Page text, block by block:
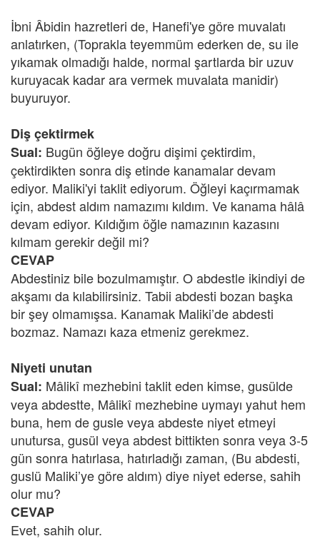
İbni Âbidin hazretleri de, Hanefi'ye göre muvalatı
anlatırken, (Toprakla teyemmüm ederken de, su ile
yıkamak olmadığı halde, normal şartlarda bir uzuv
kuruyacak kadar ara vermek muvalata manidir)
buyuruyor.
Diş çektirmek
Sual: Bugün öğleye doğru dişimi çektirdim,
çektirdikten sonra diş etinde kanamalar devam
ediyor. Maliki'yi taklit ediyorum. Öğleyi kaçırmamak
için, abdest aldım namazımı kıldım. Ve kanama hâlâ
devam ediyor. Kıldığım öğle namazının kazasını
kılmam gerekir değil mi?
CEVAP
Abdestiniz bile bozulmamıştır. O abdestle ikindiyi de
akşamı da kılabilirsiniz. Tabii abdesti bozan başka
bir şey olmamışsa. Kanamak Maliki’de abdesti
bozmaz. Namazı kaza etmeniz gerekmez.
Niyeti unutan
Sual: Mâlikî mezhebini taklit eden kimse, gusülde
veya abdestte, Mâlikî mezhebine uymayı yahut hem
buna, hem de gusle veya abdeste niyet etmeyi
unutursa, gusül veya abdest bittikten sonra veya 3-5
gün sonra hatırlasa, hatırladığı zaman, (Bu abdesti,
guslü Maliki’ye göre aldım) diye niyet ederse, sahih
olur mu?
CEVAP
Evet, sahih olur.